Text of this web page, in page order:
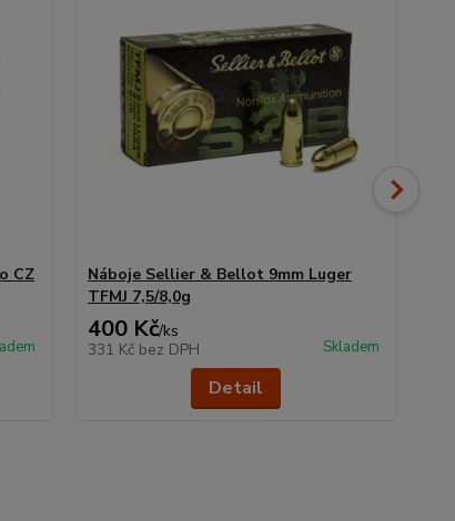
CZ
Náboje Sellier & Bellot 9mm Luger
TFMJ 7,5/8,0g
400 Kč/ks
331 Kč bez DPH Skladem
Detail